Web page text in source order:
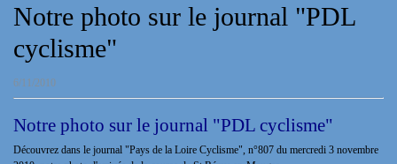
Notre photo sur le journal "PDL
cyclisme"
6/11/2010
Notre photo sur le journal "PDL cyclisme"
Découvrez dans le journal "Pays de la Loire Cyclisme", n°807 du mercredi 3 novembre